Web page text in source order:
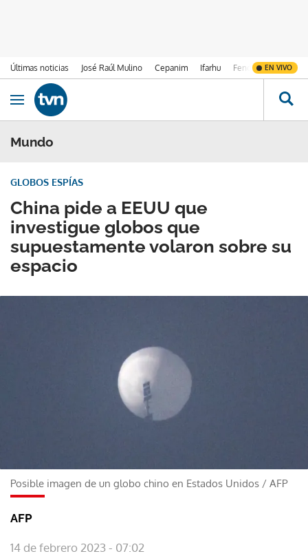
Últimas noticias José Raúl Mulino Cepanim Ifarhu Fenómeno de El
EN VIVO
Ir al contenido
Obrir navegació
Mundo
China pide a EEUU que
investigue globos que
supuestamente volaron sobre su
espacio
GLOBOS ESPÍAS
Posible imagen de un globo chino en Estados Unidos / AFP
AFP
14 de febrero 2023 - 07:02